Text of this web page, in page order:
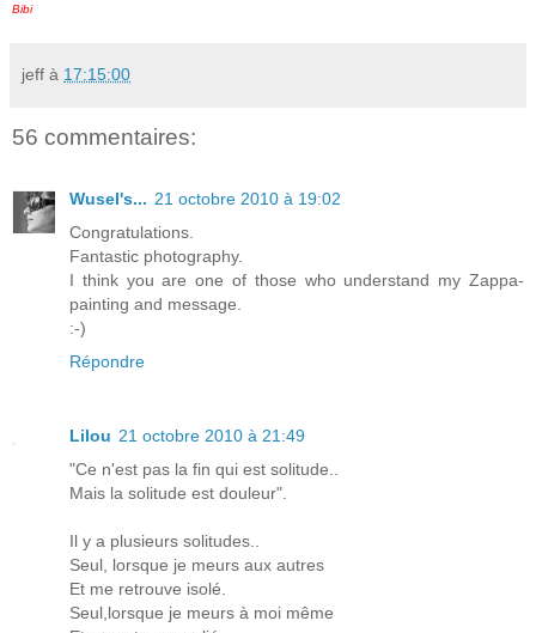
Bibi
jeff à 17:15:00
56 commentaires:
Wusel's... 21 octobre 2010 à 19:02
Congratulations.
Fantastic photography.
I think you are one of those who understand my Zappa-
painting and message.
:-)
Répondre
Lilou 21 octobre 2010 à 21:49
"Ce n'est pas la fin qui est solitude..
Mais la solitude est douleur".
Il y a plusieurs solitudes..
Seul, lorsque je meurs aux autres
Et me retrouve isolé.
Seul,lorsque je meurs à moi même